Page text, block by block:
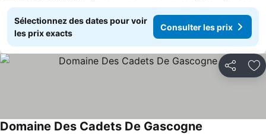
Sélectionnez des dates pour voir
les prix exacts
Consulter les prix
Partager
Domaine Des Cadets De Gascogne